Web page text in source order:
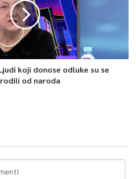
koji donose odluke su se
od naroda